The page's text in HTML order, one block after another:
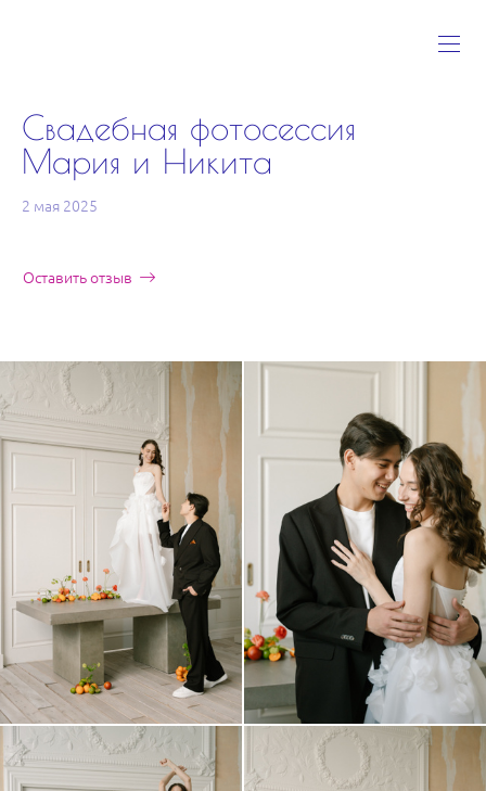
Свадебная фотосессия
Мария и Никита
2 мая 2025
Оставить отзыв